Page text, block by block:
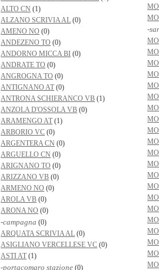
ALTO CN (1)
ALZANO SCRIVIA AL (0)
AMENO NO (0)
ANDEZENO TO (0)
ANDORNO MICCA BI (0)
ANDRATE TO (0)
ANGROGNA TO (0)
ANTIGNANO AT (0)
ANTRONA SCHIERANCO VB (1)
ANZOLA D'OSSOLA VB (0)
ARAMENGO AT (1)
ARBORIO VC (0)
ARGENTERA CN (0)
ARGUELLO CN (0)
ARIGNANO TO (0)
ARIZZANO VB (0)
ARMENO NO (0)
AROLA VB (0)
ARONA NO (0)
-campagna (0)
ARQUATA SCRIVIA AL (0)
ASIGLIANO VERCELLESE VC (0)
ASTI AT (1)
-portacomaro stazione (0)
-